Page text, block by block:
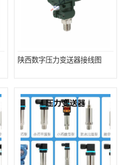
陕西数字压力变送器接线图